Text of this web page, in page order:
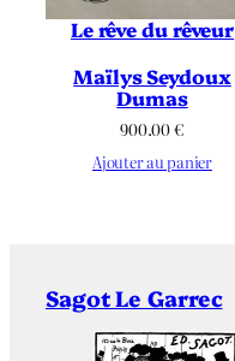
Le rêve du rêveur
Maïlys Seydoux
Dumas
900.00€
Ajouter au panier
Sagot Le Garrec